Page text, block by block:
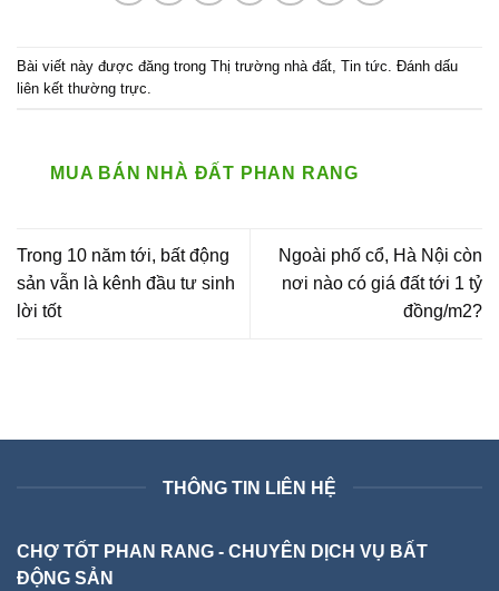
Bài viết này được đăng trong Thị trường nhà đất Tin tức . Đánh dấu
liên kết thường trực
MUA BÁN NHÀ ĐẤT PHAN RANG
Trong 10 năm tới, bất động
sản vẫn là kênh đầu tư sinh
lời tốt
Ngoài phố cổ, Hà Nội còn
nơi nào có giá đất tới 1 tỷ
đồng/m2?
THÔNG TIN LIÊN HỆ
CHỢ TỐT PHAN RANG - CHUYÊN DỊCH VỤ BẤT
ĐỘNG SẢN